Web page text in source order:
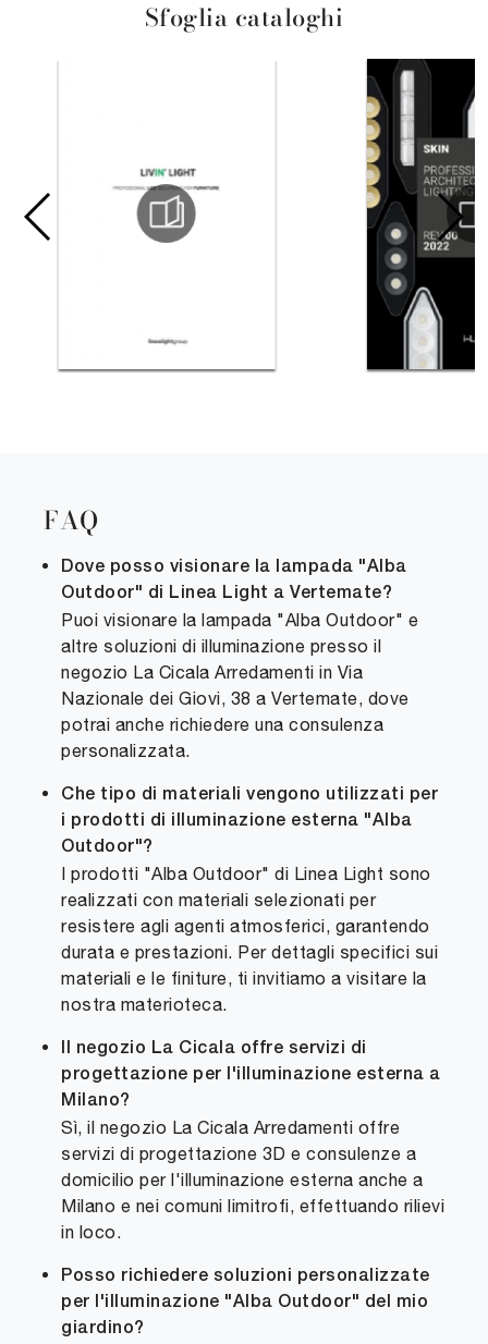
Sfoglia cataloghi
FAQ
Dove posso visionare la lampada "Alba
Outdoor" di Linea Light a Vertemate?
Puoi visionare la lampada "Alba Outdoor" e
altre soluzioni di illuminazione presso il
negozio La Cicala Arredamenti in Via
Nazionale dei Giovi, 38 a Vertemate, dove
potrai anche richiedere una consulenza
personalizzata.
Che tipo di materiali vengono utilizzati per
i prodotti di illuminazione esterna "Alba
Outdoor"?
I prodotti "Alba Outdoor" di Linea Light sono
realizzati con materiali selezionati per
resistere agli agenti atmosferici, garantendo
durata e prestazioni. Per dettagli specifici sui
materiali e le finiture, ti invitiamo a visitare la
nostra materioteca.
Il negozio La Cicala offre servizi di
progettazione per l'illuminazione esterna a
Milano?
Sì, il negozio La Cicala Arredamenti offre
servizi di progettazione 3D e consulenze a
domicilio per l'illuminazione esterna anche a
Milano e nei comuni limitrofi, effettuando rilievi
in loco.
Posso richiedere soluzioni personalizzate
per l'illuminazione "Alba Outdoor" del mio
giardino?